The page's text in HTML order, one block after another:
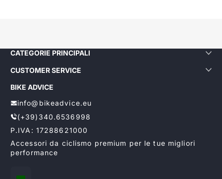
CATEGORIE PRINCIPALI
CUSTOMER SERVICE
BIKE ADVICE
info@bikeadvice.eu
(+39)340.6536998
P.IVA: 17288621000
Accessori da ciclismo premium per le tue migliori
performance